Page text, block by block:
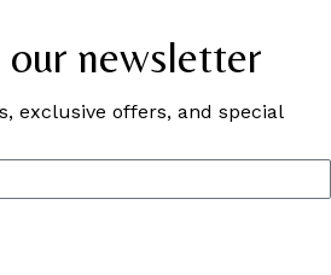
our newsletter
exclusive offers, and special